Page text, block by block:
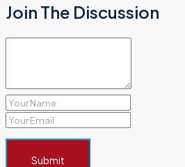
Join The Discussion
Submit